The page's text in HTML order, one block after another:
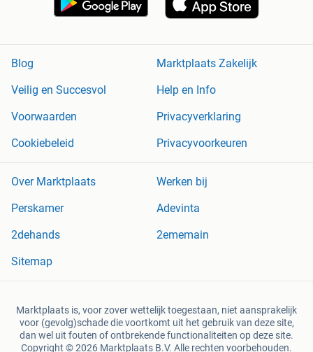
Blog
Marktplaats Zakelijk
Veilig en Succesvol
Help en Info
Voorwaarden
Privacyverklaring
Cookiebeleid
Privacyvoorkeuren
Over Marktplaats
Werken bij
Perskamer
Adevinta
2dehands
2ememain
Sitemap
Marktplaats is, voor zover wettelijk toegestaan, niet aansprakelijk
voor (gevolg)schade die voortkomt uit het gebruik van deze site,
dan wel uit fouten of ontbrekende functionaliteiten op deze site.
Copyright © 2026 Marktplaats B.V. Alle rechten voorbehouden.